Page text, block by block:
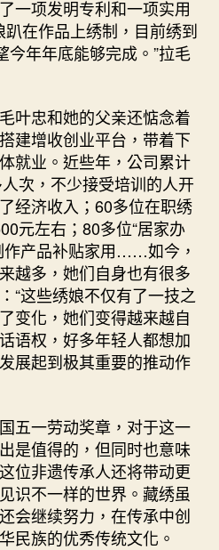
一项发明专利和一项实用
在作品上绣制，目前绣到
今年年底能够完成。”拉毛
叶忠和她的父亲还惦念着
建增收创业平台，带着下
就业。近些年，公司累计
次，不少接受培训的人开
经济收入；60多位在职绣
元左右；80多位“居家办
作产品补贴家用……如今，
越多，她们自身也有很多
“这些绣娘不仅有了一技之
变化，她们变得越来越自
语权，好多年轻人都想加
展起到极其重要的推动作
五一劳动奖章，对于这一
是值得的，但同时也意味
位非遗传承人还将带动更
识不一样的世界。藏绣虽
会继续努力，在传承中创
民族的优秀传统文化。